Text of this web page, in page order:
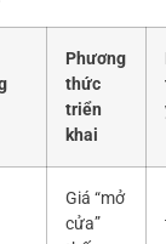
Phương
thức
triển
khai
Giá “mở
cửa”